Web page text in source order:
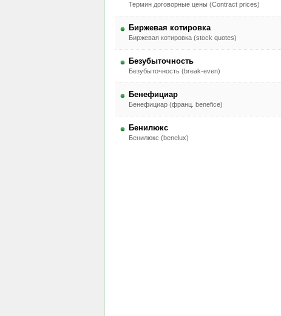
Термин договорные цены (Contract prices)
Биржевая котировка
Биржевая котировка (stock quotes)
Безубыточность
Безубыточность (break-even)
Бенефициар
Бенефициар (франц. benefice)
Бенилюкс
Бенилюкс (benelux)